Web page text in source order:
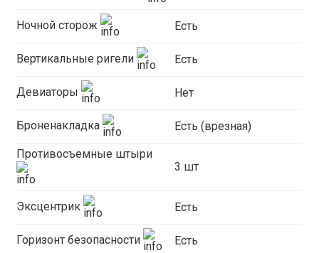
Ночной сторож Есть
Вертикальные ригели Есть
Девиаторы Нет
Броненакладка Есть (врезная)
Противосъемные штыри
3 шт
Эксцентрик Есть
Горизонт безопасности Есть